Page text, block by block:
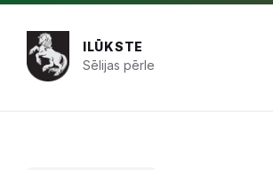
Pāriet
saturu
Skip
navigation
Skip
footer
ILŪKSTE
Sēlijas pērle